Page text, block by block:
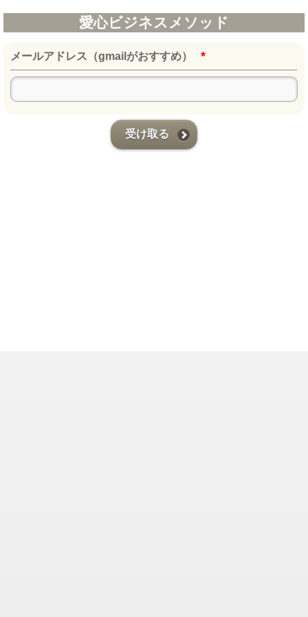
愛心ビジネスメソッド
メールアドレス（gmailがおすすめ） *
受け取る